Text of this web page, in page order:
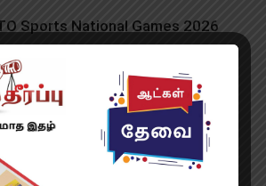
Sports National Games 2026
Pageants Chennai Launched